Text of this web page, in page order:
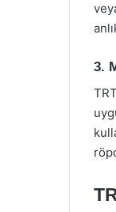
3.